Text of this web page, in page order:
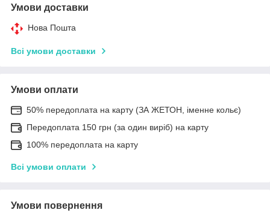
Умови доставки
Нова Пошта
Всі умови доставки
Умови оплати
50% передоплата на карту (ЗА ЖЕТОН, іменне кольє)
Передоплата 150 грн (за один виріб) на карту
100% передоплата на карту
Всі умови оплати
Умови повернення